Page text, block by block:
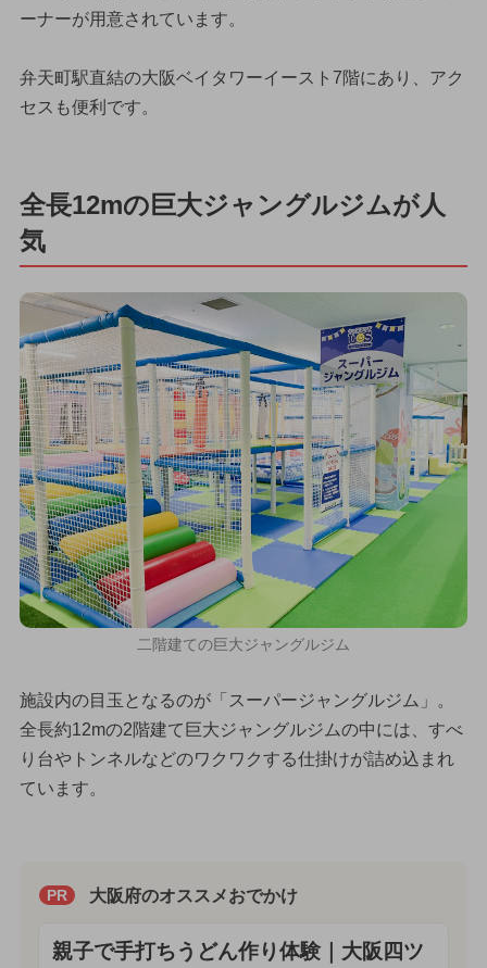
ーナーが用意されています。
弁天町駅直結の大阪ベイタワーイースト7階にあり、アク
セスも便利です。
全長12mの巨大ジャングルジムが人
気
二階建ての巨大ジャングルジム
施設内の目玉となるのが「スーパージャングルジム」。
全長約12mの2階建て巨大ジャングルジムの中には、すべ
り台やトンネルなどのワクワクする仕掛けが詰め込まれ
ています。
PR 大阪府のオススメおでかけ
親子で手打ちうどん作り体験｜大阪四ツ